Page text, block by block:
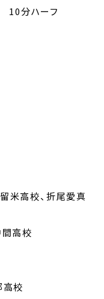
10分ハーフ
米高校、折尾愛真
間高校
高校